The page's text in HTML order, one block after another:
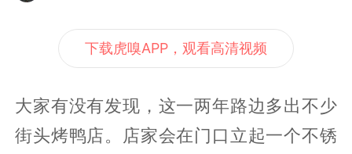
下载虎嗅APP，观看高清视频
大家有没有发现，这一两年路边多出不少
街头烤鸭店。店家会在门口立起一个不锈